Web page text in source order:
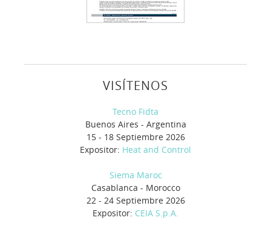
VISÍTENOS
Tecno Fidta
Buenos Aires - Argentina
15 - 18 Septiembre 2026
Expositor: Heat and Control
Siema Maroc
Casablanca - Morocco
22 - 24 Septiembre 2026
Expositor: CEIA S.p.A.